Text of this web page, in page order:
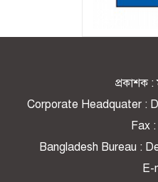
প্রকাশক
Corporate Headquater :
Fax
Bangladesh Bureau :
E-